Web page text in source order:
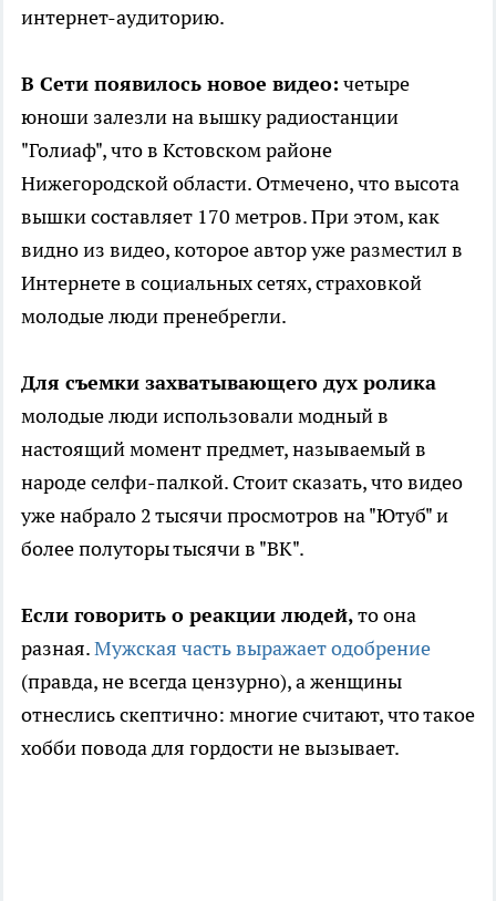
интернет-аудиторию.
В Сети появилось новое видео: четыре
юноши залезли на вышку радиостанции
"Голиаф", что в Кстовском районе
Нижегородской области. Отмечено, что высота
вышки составляет 170 метров. При этом, как
видно из видео, которое автор уже разместил в
Интернете в социальных сетях, страховкой
молодые люди пренебрегли.
Для съемки захватывающего дух ролика
молодые люди использовали модный в
настоящий момент предмет, называемый в
народе селфи-палкой. Стоит сказать, что видео
уже набрало 2 тысячи просмотров на "Ютуб" и
более полуторы тысячи в "ВК".
Если говорить о реакции людей,то она
разная.Мужская часть выражает одобрение
(правда, не всегда цензурно), а женщины
отнеслись скептично: многие считают, что такое
хобби повода для гордости не вызывает.